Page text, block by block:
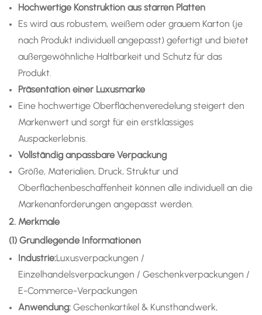
Hochwertige Konstruktion aus starren Platten
Es wird aus robustem, weißem oder grauem Karton (je
nach Produkt individuell angepasst) gefertigt und bietet
außergewöhnliche Haltbarkeit und Schutz für das
Produkt.
Präsentation einer Luxusmarke
Eine hochwertige Oberflächenveredelung steigert den
Markenwert und sorgt für ein erstklassiges
Auspackerlebnis.
Vollständig anpassbare Verpackung
Größe, Materialien, Druck, Struktur und
Oberflächenbeschaffenheit können alle individuell an die
Markenanforderungen angepasst werden.
2. Merkmale
(1) Grundlegende Informationen
Industrie:Luxusverpackungen /
Einzelhandelsverpackungen / Geschenkverpackungen /
E-Commerce-Verpackungen
Anwendung: Geschenkartikel & Kunsthandwerk,